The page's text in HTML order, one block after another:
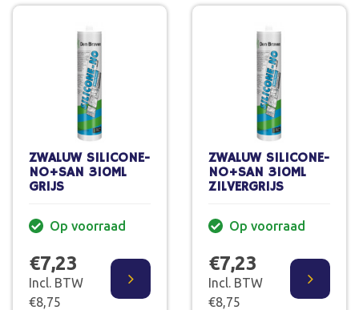
ZWALUW SILICONE-
NO+SAN 310ML
GRIJS
Op voorraad
€7,23
Incl. BTW
€8,75
ZWALUW SILICONE-
NO+SAN 310ML
ZILVERGRIJS
Op voorraad
€7,23
Incl. BTW
€8,75